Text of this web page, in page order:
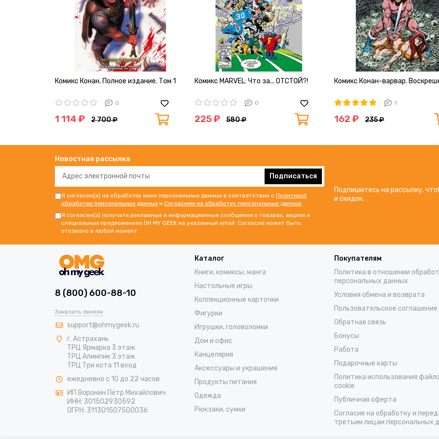
Комикс Конан. Полное издание. Том 1
0
1 114 ₽ 2 700 ₽
Комикс MARVEL: Что за... ОТСТОЙ?!
0
225 ₽ 580 ₽
Комикс Конан-варвар.
1
162 ₽ 235 ₽
Новостная рассылка
Подписаться
Я согласен(а) на обработку моих персональных данных в соответствии с Политикой
обработки персональных данных и Согласием на обработку персональных данных.
Я согласен(а) получать рекламные и информационные сообщения о товарах, акциях и
специальных предложениях OH MY GEEK на указанный email. Согласие может быть
отозвано в любой момент.
Подпишитесь на рассылку,
и скидок.
8 (800) 600-88-10
Заказать звонок
support@ohmygeek.ru
г. Астрахань
ТРЦ Ярмарка 3 этаж
ТРЦ Алимпик 3 этаж
ТРЦ Три кота 11 вход
ежедневно с 10 до 22 часов
ИП Воронин Пётр Михайлович
ИНН: 301502930592
ОГРН: 311301507500036
Каталог
Книги, комиксы, манга
Настольные игры
Коллекционные карточки
Фигурки
Игрушки, головоломки
Дом и офис
Канцелярия
Аксессуары и украшения
Продукты питания
Одежда
Рюкзаки, сумки
Покупателям
Политика в отношении
персональных данных
Условия обмена и возврата
Пользовательское соглашение
Обратная связь
Бонусы
Работа
Подарочные карты
Политика использования
cookie
Публичная оферта
Согласие на обработку и
третьим лицам персональных